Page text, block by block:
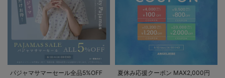
パジャマサマーセール全品5%OFF
夏休み応援クーポン MAX2,000円